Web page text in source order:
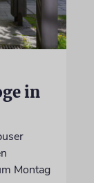
in
Montag